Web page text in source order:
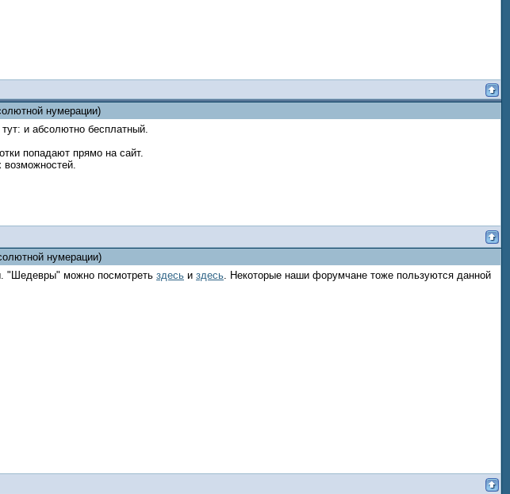
нумерации)
и абсолютно бесплатный.
попадают прямо на сайт.
возможностей.
нумерации)
"Шедевры" можно посмотреть здесь и здесь. Некоторые наши форумчане тоже пользуются данной